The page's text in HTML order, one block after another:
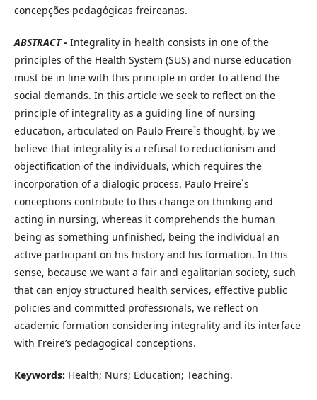
concepções pedagógicas freireanas.
ABSTRACT - Integrality in health consists in one of the
principles of the Health System (SUS) and nurse education
must be in line with this principle in order to attend the
social demands. In this article we seek to reflect on the
principle of integrality as a guiding line of nursing
education, articulated on Paulo Freire`s thought, by we
believe that integrality is a refusal to reductionism and
objectification of the individuals, which requires the
incorporation of a dialogic process. Paulo Freire`s
conceptions contribute to this change on thinking and
acting in nursing, whereas it comprehends the human
being as something unfinished, being the individual an
active participant on his history and his formation. In this
sense, because we want a fair and egalitarian society, such
that can enjoy structured health services, effective public
policies and committed professionals, we reflect on
academic formation considering integrality and its interface
with Freire’s pedagogical conceptions.
Keywords: Health; Nurs; Education; Teaching.